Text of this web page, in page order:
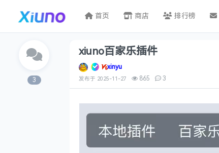
首页 商店 排行榜
3
xiuno百家乐插件
xinyu
发布于 2025-11-27 865 3